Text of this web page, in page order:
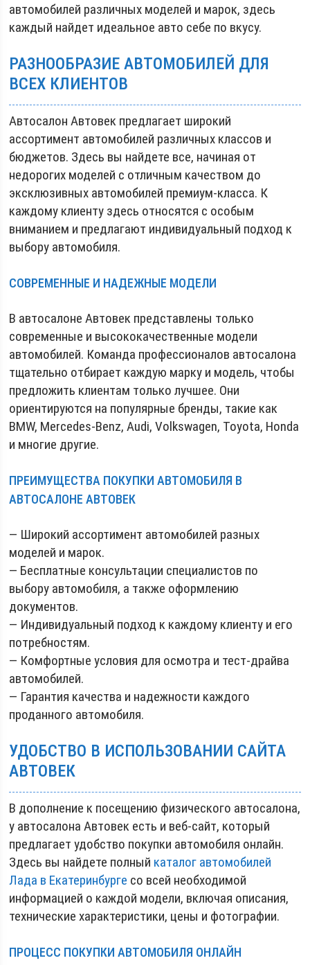
автомобилей различных моделей и марок, здесь
каждый найдет идеальное авто себе по вкусу.
РАЗНООБРАЗИЕ АВТОМОБИЛЕЙ ДЛЯ
ВСЕХ КЛИЕНТОВ
Автосалон Автовек предлагает широкий
ассортимент автомобилей различных классов и
бюджетов. Здесь вы найдете все, начиная от
недорогих моделей с отличным качеством до
эксклюзивных автомобилей премиум-класса. К
каждому клиенту здесь относятся с особым
вниманием и предлагают индивидуальный подход к
выбору автомобиля.
СОВРЕМЕННЫЕ И НАДЕЖНЫЕ МОДЕЛИ
В автосалоне Автовек представлены только
современные и высококачественные модели
автомобилей. Команда профессионалов автосалона
тщательно отбирает каждую марку и модель, чтобы
предложить клиентам только лучшее. Они
ориентируются на популярные бренды, такие как
BMW, Mercedes-Benz, Audi, Volkswagen, Toyota, Honda
и многие другие.
ПРЕИМУЩЕСТВА ПОКУПКИ АВТОМОБИЛЯ В
АВТОСАЛОНЕ АВТОВЕК
— Широкий ассортимент автомобилей разных
моделей и марок.
— Бесплатные консультации специалистов по
выбору автомобиля, а также оформлению
документов.
— Индивидуальный подход к каждому клиенту и его
потребностям.
— Комфортные условия для осмотра и тест-драйва
автомобилей.
— Гарантия качества и надежности каждого
проданного автомобиля.
УДОБСТВО В ИСПОЛЬЗОВАНИИ САЙТА
АВТОВЕК
В дополнение к посещению физического автосалона,
у автосалона Автовек есть и веб-сайт, который
предлагает удобство покупки автомобиля онлайн.
Здесь вы найдете полный каталог автомобилей
Лада в Екатеринбурге со всей необходимой
информацией о каждой модели, включая описания,
технические характеристики, цены и фотографии.
ПРОЦЕСС ПОКУПКИ АВТОМОБИЛЯ ОНЛАЙН